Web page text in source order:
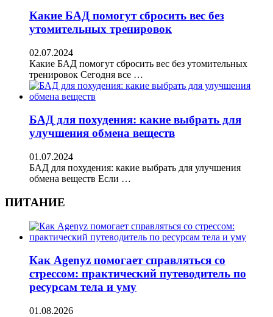
Какие БАД помогут сбросить вес без
утомительных тренировок
02.07.2024
Какие БАД помогут сбросить вес без утомительных
тренировок Сегодня все …
БАД для похудения: какие выбрать для
улучшения обмена веществ
01.07.2024
БАД для похудения: какие выбрать для улучшения
обмена веществ Если …
ПИТАНИЕ
Как Agenyz помогает справляться со
стрессом: практический путеводитель по
ресурсам тела и уму
01.08.2026